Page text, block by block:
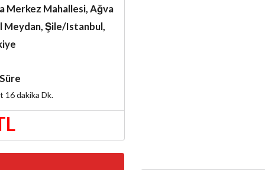
Merkez Mahallesi, Ağva
Meydan, Şile/Istanbul,
Süre
16 dakika Dk.